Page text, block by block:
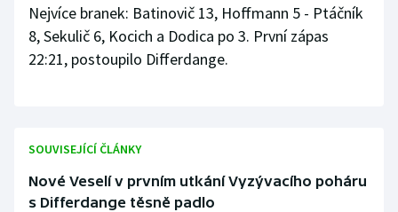
Lezení
Lyže a snowboard
Motorsport
Olympijské hry
Nejvíce branek: Batinovič 13, Hoffmann 5 - Ptáčník
8, Sekulič 6, Kocich a Dodica po 3. První zápas
22:21, postoupilo Differdange.
SOUVISEJÍCÍ ČLÁNKY
Nové Veselí v prvním utkání Vyzývacího poháru
s Differdange těsně padlo